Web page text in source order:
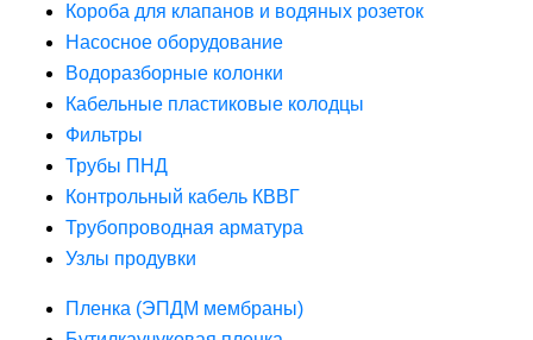
Короба для клапанов и водяных розеток
Насосное оборудование
Водоразборные колонки
Кабельные пластиковые колодцы
Фильтры
Трубы ПНД
Контрольный кабель КВВГ
Трубопроводная арматура
Узлы продувки
Пленка (ЭПДМ мембраны)